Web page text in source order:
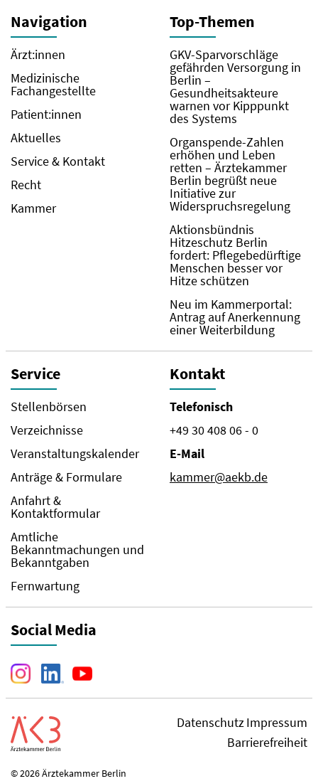
Navigation
Ärzt:innen
Medizinische
Fachangestellte
Patient:innen
Aktuelles
Service & Kontakt
Recht
Kammer
Top-Themen
GKV-Sparvorschläge
gefährden Versorgung in
Berlin –
Gesundheitsakteure
warnen vor Kipppunkt
des Systems
Organspende-Zahlen
erhöhen und Leben
retten – Ärztekammer
Berlin begrüßt neue
Initiative zur
Widerspruchsregelung
Aktionsbündnis
Hitzeschutz Berlin
fordert: Pflegebedürftige
Menschen besser vor
Hitze schützen
Neu im Kammerportal:
Antrag auf Anerkennung
einer Weiterbildung
Service
Stellenbörsen
Verzeichnisse
Veranstaltungskalender
Anträge & Formulare
Anfahrt &
Kontaktformular
Amtliche
Bekanntmachungen und
Bekanntgaben
Fernwartung
Kontakt
Telefonisch
+49 30 408 06 - 0
E-Mail
kammer@aekb.de
Social Media
DatenschutzImpressum
Barrierefreiheit
© 2026 Ärztekammer Berlin